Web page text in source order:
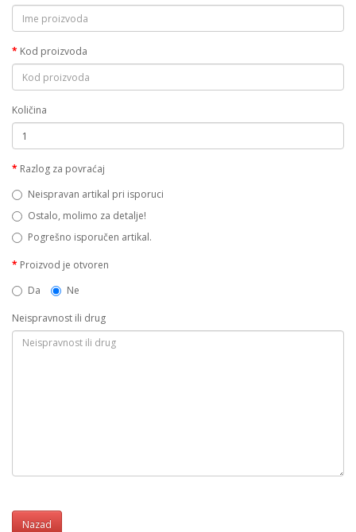
Kod proizvoda
Količina
Razlog za povraćaj
Neispravan artikal pri isporuci
Ostalo, molimo za detalje!
Pogrešno isporučen artikal.
Proizvod je otvoren
Da
Ne
Neispravnost ili drug
Nazad